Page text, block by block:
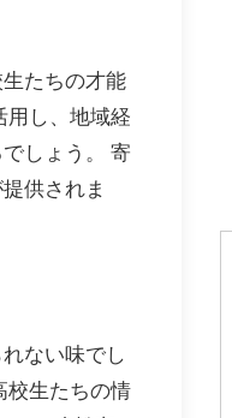
たちの才能
用し、地域経
しょう。 寄
供されま
ない味でし
校生たちの情